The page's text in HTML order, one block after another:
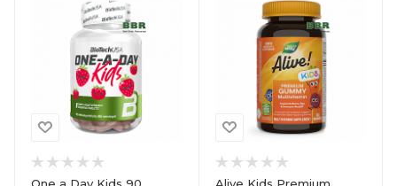
One a Day Kids 90 Alive Kids Premium